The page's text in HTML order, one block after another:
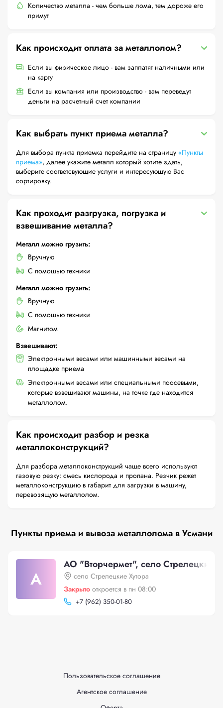
Количество металла - чем больше лома, тем дороже его
примут
Как происходит оплата за металлолом?
Если вы физическое лицо - вам заплатят наличными или
на карту
Если вы компания или производство - вам переведут
деньги на расчетный счет компании
Как выбрать пункт приема металла?
Для выбора пункта приемка перейдите на страницу «Пункты
приема», далее укажите металл который хотите здать,
выберите соответсвующие услуги и интересующую Вас
сортировку.
Как проходит разгрузка, погрузка и
взвешивание металла?
Металл можно грузить:
Вручную
С помощью техники
Металл можно грузить:
Вручную
С помощью техники
Магнитом
Взвешивают:
Электронными весами или машинными весами на
площадке приема
Электронными весами или специальными поосевыми,
которые взвешивают машины, на точке где находится
металлолом.
Как происходит разбор и резка
металлоконструкций?
Для разбора металлоконструкций чаще всего используют
газовую резку: смесь кислорода и пропана. Резчик режет
металлоконструкцию в габарит для загрузки в машину,
перевозящую металлолом.
Пункты приема и вывоза металлолома в Усмани
А
АО "Вторчермет", село Стрелецкие
село Стрелецкие Хутора
Закрыто откроется в пн 08:00
+7 (962) 350-01-80
Пользовательское соглашение
Агентское соглашение